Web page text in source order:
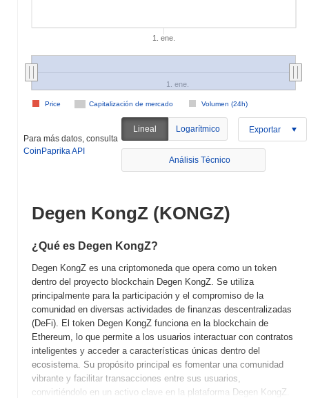
1. ene.
Capitalización de mercado Volumen (24h)
Price
1. ene.
Para más datos, consulta
CoinPaprika API
Lineal Logarítmico Exportar
Análisis Técnico
Degen KongZ (KONGZ)
¿Qué es Degen KongZ?
Degen KongZ es una criptomoneda que opera como un token
dentro del proyecto blockchain Degen KongZ. Se utiliza
principalmente para la participación y el compromiso de la
comunidad en diversas actividades de finanzas descentralizadas
(DeFi). El token Degen KongZ funciona en la blockchain de
Ethereum, lo que permite a los usuarios interactuar con contratos
inteligentes y acceder a características únicas dentro del
ecosistema. Su propósito principal es fomentar una comunidad
vibrante y facilitar transacciones entre sus usuarios,
convirtiéndolo en un activo clave en la plataforma Degen KongZ.